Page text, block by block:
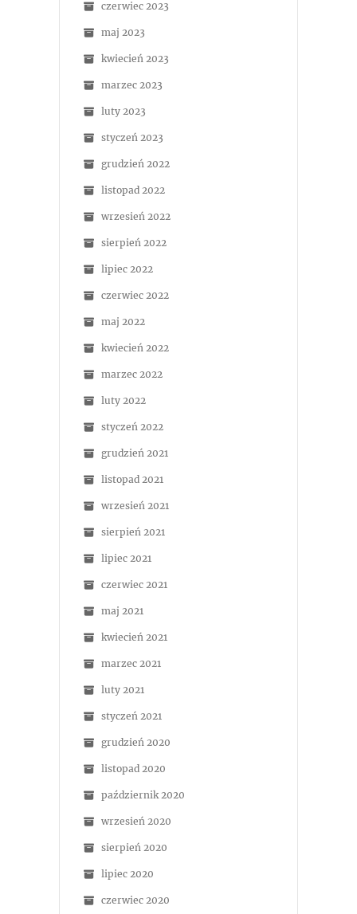
czerwiec 2023
maj 2023
kwiecień 2023
marzec 2023
luty 2023
styczeń 2023
grudzień 2022
listopad 2022
wrzesień 2022
sierpień 2022
lipiec 2022
czerwiec 2022
maj 2022
kwiecień 2022
marzec 2022
luty 2022
styczeń 2022
grudzień 2021
listopad 2021
wrzesień 2021
sierpień 2021
lipiec 2021
czerwiec 2021
maj 2021
kwiecień 2021
marzec 2021
luty 2021
styczeń 2021
grudzień 2020
listopad 2020
październik 2020
wrzesień 2020
sierpień 2020
lipiec 2020
czerwiec 2020